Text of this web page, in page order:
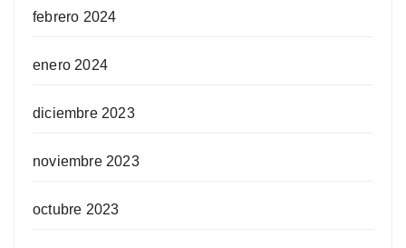
febrero 2024
enero 2024
diciembre 2023
noviembre 2023
octubre 2023